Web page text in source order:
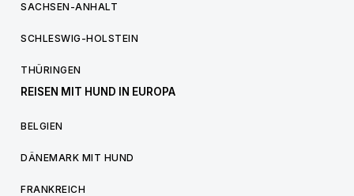
SACHSEN-ANHALT
SCHLESWIG-HOLSTEIN
THÜRINGEN
REISEN MIT HUND IN EUROPA
BELGIEN
DÄNEMARK MIT HUND
FRANKREICH